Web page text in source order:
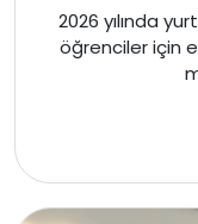
Fransa
2026 yılında
öğrenciler için